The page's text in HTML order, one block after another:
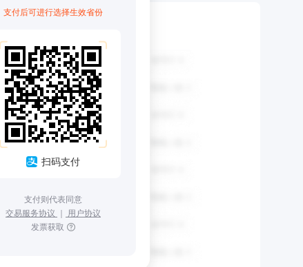
支付后可进行选择生效省份
扫码支付
支付则代表同意
交易服务协议 ｜ 用户协议
发票获取